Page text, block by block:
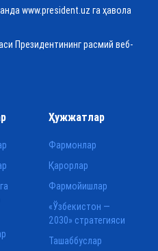
www.president.uz га ҳавола
Президентининг расмий веб-
Ҳужжатлар
Фармонлар
Қарорлар
Фармойишлар
«Ўзбекистон —
2030» стратегияси
Ташаббуслар